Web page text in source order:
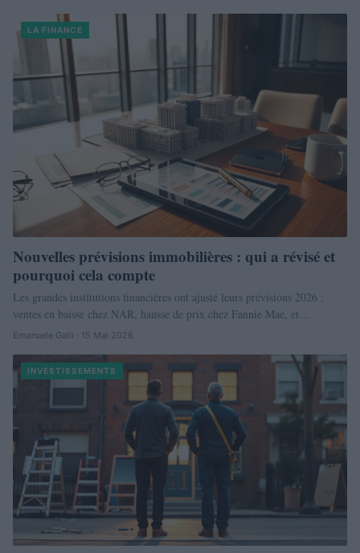
LA FINANCE
Nouvelles prévisions immobilières : qui a révisé et
pourquoi cela compte
Les grandes institutions financières ont ajusté leurs prévisions 2026 :
ventes en baisse chez NAR, hausse de prix chez Fannie Mae, et…
Emanuele Galli · 15 Mai 2026
INVESTISSEMENTS